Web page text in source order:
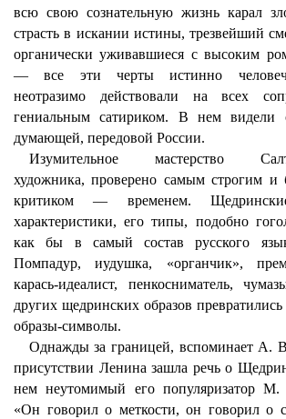
всю свою сознательную жизнь карал
страсть в искании истины, трезвейший
органически уживавшиеся с высоким
— все эти черты истинно
неотразимо действовали на всех
гениальным сатириком. В нем видели
думающей, передовой России.
Изумительное мастерство
художника, проверено самым строгим и
критиком — временем. Щедринские
характеристики, его типы, подобно
как бы в самый состав русского
Помпадур, иудушка, «органчик»,
карась-идеалист, пенкосниматель,
других щедринских образов
образы-символы.
Однажды за границей, вспоминает А.
присутствии Ленина зашла речь о
нем неутомимый его популяризатор
«Он говорил о меткости, он говорил о